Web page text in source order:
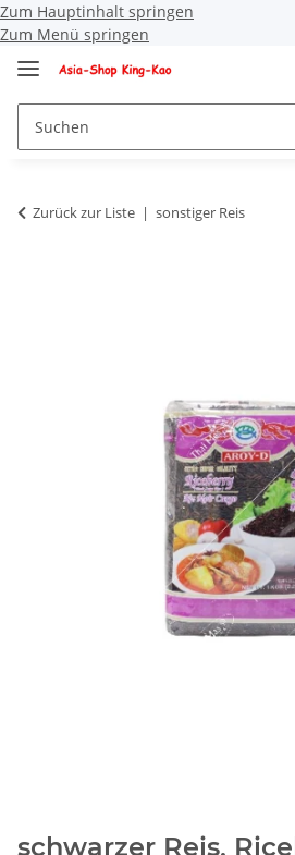
Zum Hauptinhalt springen
Zum Menü springen
Zurück zur Liste sonstiger Reis
schwarzer Reis,